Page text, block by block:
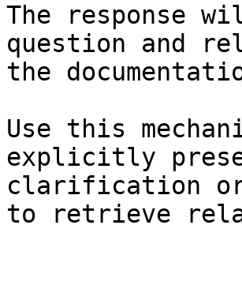
The response
question and
the
Use this
explicitly
clarification or